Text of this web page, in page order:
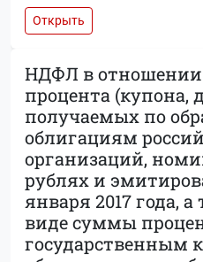
Открыть
НДФЛ в отношении
процента (купона,
получаемых по
облигациям
организаций,
рублях и
января 2017 года,
виде суммы
государственным